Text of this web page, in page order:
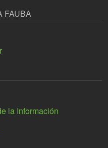
FAUBA
la Información